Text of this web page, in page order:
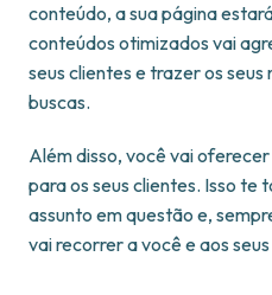
conteúdo, a sua página
conteúdos otimizados vai
seus clientes e trazer os
buscas.
Além disso, você vai
para os seus clientes. Isso te
assunto em questão e,
vai recorrer a você e aos